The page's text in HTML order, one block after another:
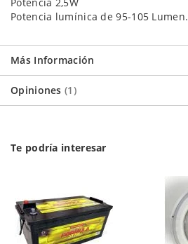
Potencia lumínica de 95-105 Lumen.
Más Información
Opiniones 1
Te podría interesar